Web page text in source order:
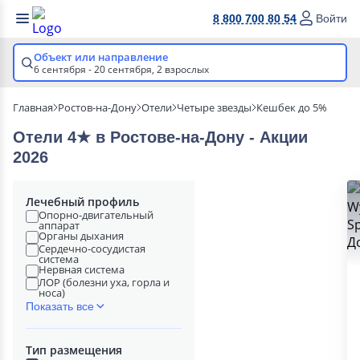
8 800 700 80 54 Войти
Объект или направление
6 сентября - 20 сентября, 2 взрослых
Главная Ростов-на-Дону Отели Четыре звезды Кешбек до 5%
Отели 4★ в Ростове-на-Дону - Акции
2026
Лечебный профиль
Опорно-двигательный
аппарат
Органы дыхания
Сердечно-сосудистая
система
Нервная система
ЛОР (болезни уха, горла и
носа)
Показать все
Тип размещения